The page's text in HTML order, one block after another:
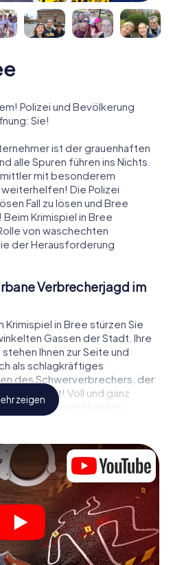
Polizei und Bevölkerung
Sie!
ist der grauenhaften
alle Spuren führen ins Nichts.
mit besonderem
Die Polizei
Fall zu lösen und Bree
Krimispiel in Bree
von waschechten
der Herausforderung
Verbrecherjagd im
in Bree stürzen Sie
Gassen der Stadt. Ihre
Ihnen zur Seite und
als schlagkräftiges
des Schwerverbrechers, der
versetzt! Voll und ganz
dabei auf Ihr wichtigstes
Mittels GPS-Navigation
in Bree, die mit der Tat in
zum Mörder. An jedem
und kommen so Stück für
immer näher. Anders als bei
in Bree bestimmen also Sie
sich an der frischen Luft und
mit ganz neuen Augen.
Die interaktive Krimi Tour
zeigen